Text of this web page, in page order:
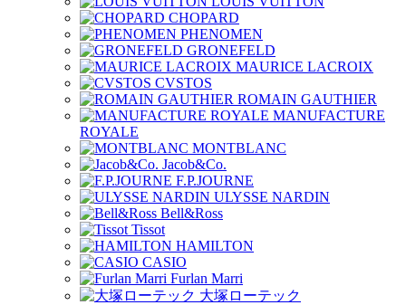
CHOPARD
PHENOMEN
GRONEFELD
MAURICE LACROIX
CVSTOS
ROMAIN GAUTHIER
MANUFACTURE
ROYALE
MONTBLANC
Jacob&Co.
F.P.JOURNE
ULYSSE NARDIN
Bell&Ross
Tissot
HAMILTON
CASIO
Furlan Marri
大塚ローテック